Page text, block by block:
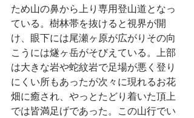
ため山の鼻から上り専用登山道となっ
ている。樹林帯を抜けると視界が開
け、眼下には尾瀬ヶ原が広がりその向
こうには燧ヶ岳がそびえている。上部
は大きな岩や蛇紋岩で足場が悪く登り
にくい所もあったが次々に現れるお花
畑に癒され、やっとたどり着いた頂上
では皆満足げであった。この山行でい